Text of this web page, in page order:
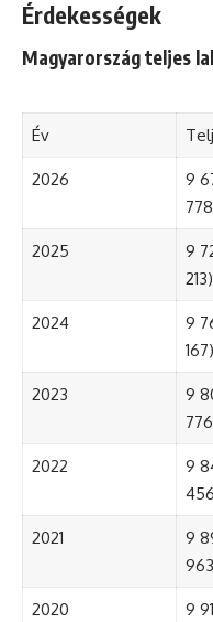
Érdekességek
Magyarország teljes
Év
2026
9
2025
9
213)
2024
9
167)
2023
9
2022
9
2021
9
2020
9